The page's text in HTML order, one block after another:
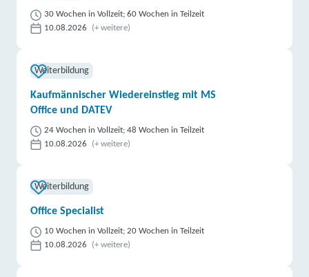
30 Wochen in Vollzeit; 60 Wochen in Teilzeit
10.08.2026
(+ weitere)
Weiterbildung
Kaufmännischer Wiedereinstieg mit MS
Office und DATEV
24 Wochen in Vollzeit; 48 Wochen in Teilzeit
10.08.2026
(+ weitere)
Weiterbildung
Office Specialist
10 Wochen in Vollzeit; 20 Wochen in Teilzeit
10.08.2026
(+ weitere)